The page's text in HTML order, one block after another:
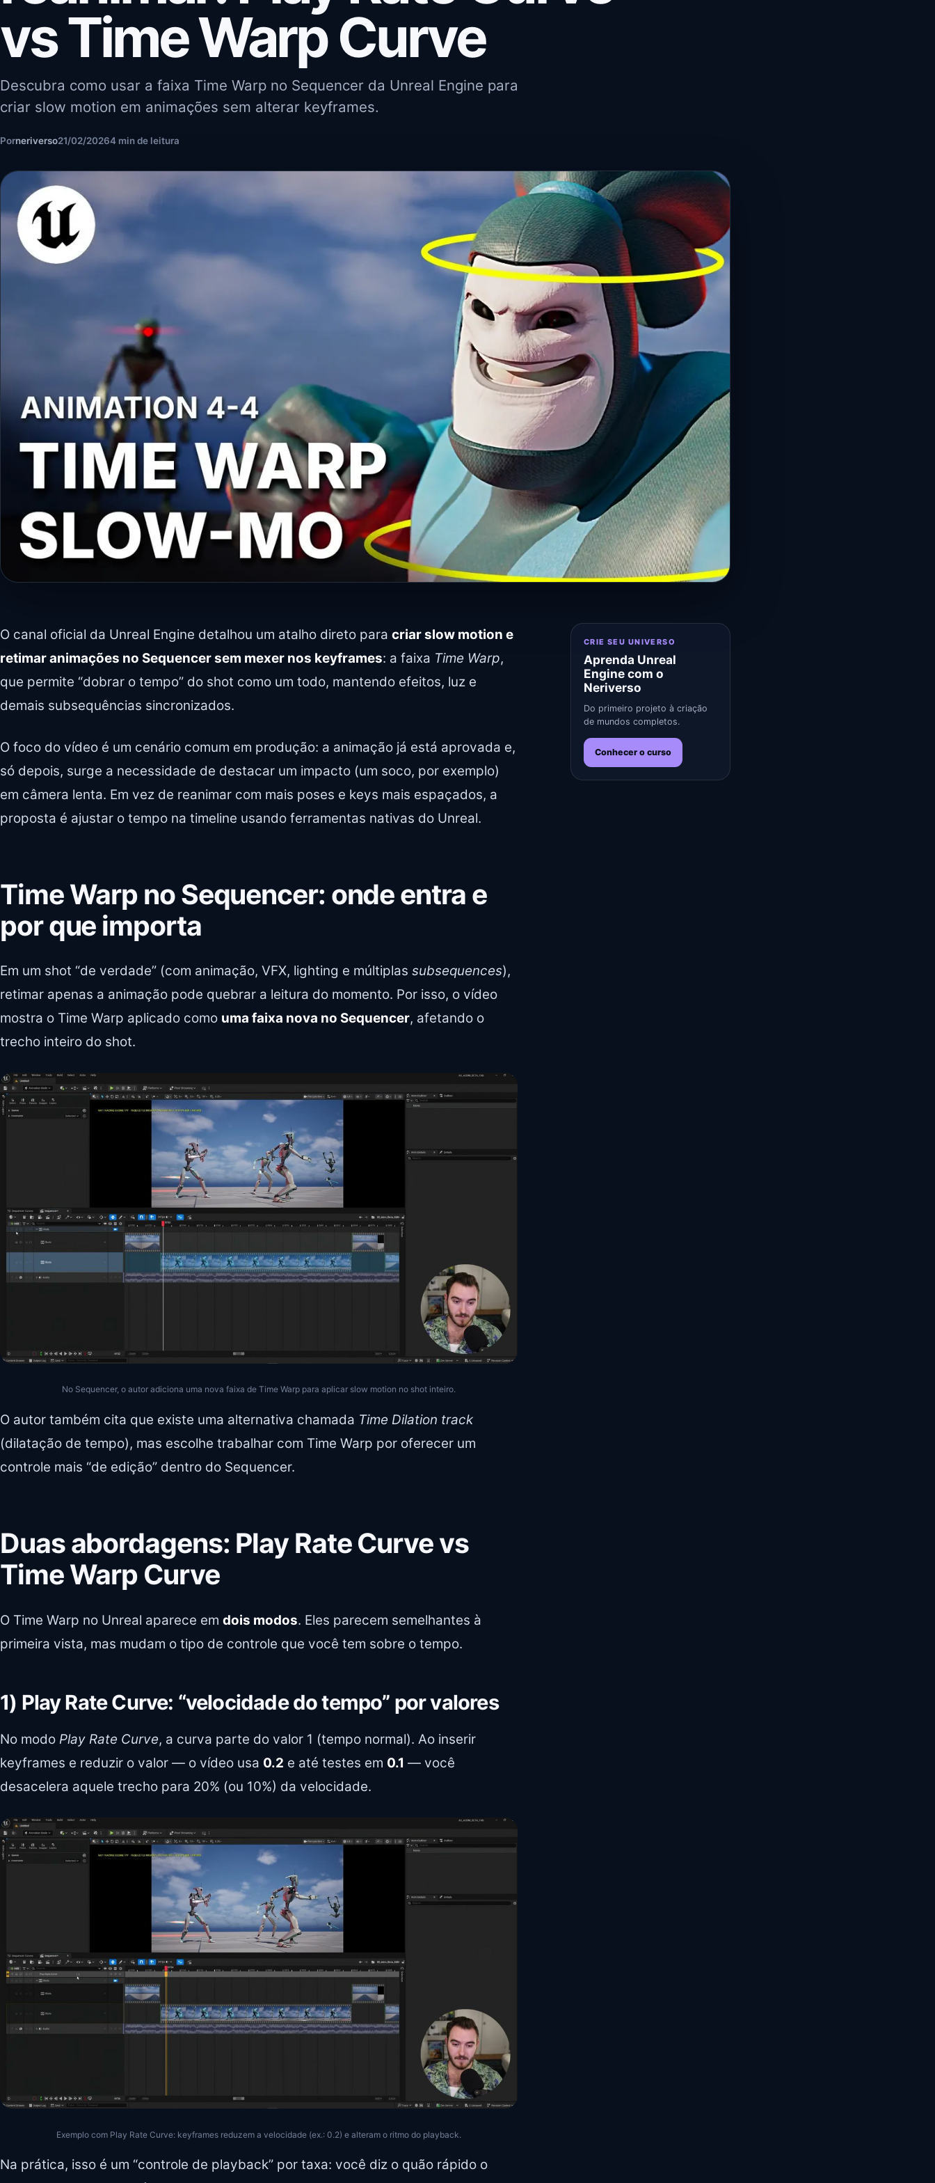
vs Time Warp Curve
Descubra como usar a faixa Time Warp no Sequencer da Unreal Engine para
criar slow motion em animações sem alterar keyframes.
Porneriverso21/02/20264 min de leitura
O canal oficial da Unreal Engine detalhou um atalho direto para criar slow motion e
retimar animações no Sequencer sem mexer nos keyframes: a faixa Time Warp,
que permite “dobrar o tempo” do shot como um todo, mantendo efeitos, luz e
demais subsequências sincronizados.
O foco do vídeo é um cenário comum em produção: a animação já está aprovada e,
só depois, surge a necessidade de destacar um impacto (um soco, por exemplo)
em câmera lenta. Em vez de reanimar com mais poses e keys mais espaçados, a
proposta é ajustar o tempo na timeline usando ferramentas nativas do Unreal.
Time Warp no Sequencer: onde entra e
por que importa
Em um shot “de verdade” (com animação, VFX, lighting e múltiplas subsequences),
retimar apenas a animação pode quebrar a leitura do momento. Por isso, o vídeo
mostra o Time Warp aplicado como uma faixa nova no Sequencer, afetando o
trecho inteiro do shot.
No Sequencer, o autor adiciona uma nova faixa de Time Warp para aplicar slow motion no shot inteiro.
O autor também cita que existe uma alternativa chamada Time Dilation track
(dilatação de tempo), mas escolhe trabalhar com Time Warp por oferecer um
controle mais “de edição” dentro do Sequencer.
Duas abordagens: Play Rate Curve vs
Time Warp Curve
O Time Warp no Unreal aparece em dois modos. Eles parecem semelhantes à
primeira vista, mas mudam o tipo de controle que você tem sobre o tempo.
1) Play Rate Curve: “velocidade do tempo” por valores
No modo Play Rate Curve, a curva parte do valor 1 (tempo normal). Ao inserir
keyframes e reduzir o valor — o vídeo usa 0.2 e até testes em 0.1 — você
desacelera aquele trecho para 20% (ou 10%) da velocidade.
Exemplo com Play Rate Curve: keyframes reduzem a velocidade (ex.: 0.2) e alteram o ritmo do playback.
Na prática, isso é um “controle de playback” por taxa: você diz o quão rápido o
CRIE SEU UNIVERSO
Aprenda Unreal
Engine com o
Neriverso
Do primeiro projeto à criação
de mundos completos.
Conhecer o curso